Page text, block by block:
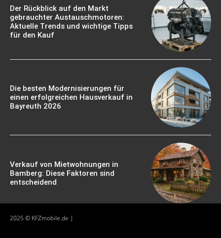
Der Rückblick auf den Markt
gebrauchter Austauschmotoren:
Aktuelle Trends und wichtige Tipps
für den Kauf
Die besten Modernisierungen für
einen erfolgreichen Hausverkauf in
Bayreuth 2026
Verkauf von Mietwohnungen in
Bamberg: Diese Faktoren sind
entscheidend
2025 © KFZmobile.de |